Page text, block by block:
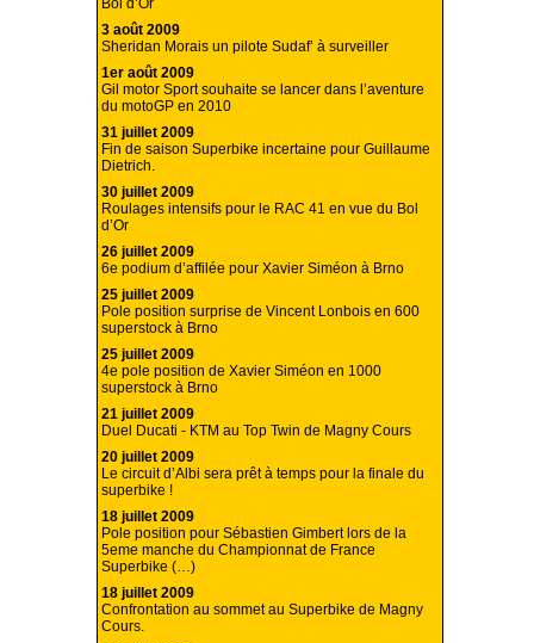
Bol d’Or
3 août 2009
Sheridan Morais un pilote Sudaf’ à surveiller
1er août 2009
Gil motor Sport souhaite se lancer dans l’aventure
du motoGP en 2010
31 juillet 2009
Fin de saison Superbike incertaine pour Guillaume
Dietrich.
30 juillet 2009
Roulages intensifs pour le RAC 41 en vue du Bol
d’Or
26 juillet 2009
6e podium d’affilée pour Xavier Siméon à Brno
25 juillet 2009
Pole position surprise de Vincent Lonbois en 600
superstock à Brno
25 juillet 2009
4e pole position de Xavier Siméon en 1000
superstock à Brno
21 juillet 2009
Duel Ducati - KTM au Top Twin de Magny Cours
20 juillet 2009
Le circuit d’Albi sera prêt à temps pour la finale du
superbike !
18 juillet 2009
Pole position pour Sébastien Gimbert lors de la
5eme manche du Championnat de France
Superbike (…)
18 juillet 2009
Confrontation au sommet au Superbike de Magny
Cours.